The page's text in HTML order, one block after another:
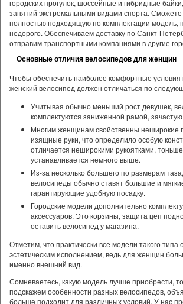
городских прогулок, шоссейные и гибридные
занятий экстремальными видами спорта.
полностью подходящую по комплектации модель,
недорого. Обеспечиваем доставку по Санкт-
отправим транспортными компаниями в другие
Основные отличия велосипедов для женщин
Чтобы обеспечить наиболее комфортные условия
женский велосипед должен отличаться по
Учитывая обычно меньший рост девушек,
комплектуются заниженной рамой,
Многим женщинам свойственны неширокие
изящные руки, что определило особую
отличается неширокими рукоятками,
устанавливается немного выше.
Из-за несколько большего по размерам
велосипеды обычно ставят большие и
гарантирующие удобную посадку.
Городские модели дополнительно
аксессуаров. Это корзины, защита цеп
оставить велосипед у магазина.
Отметим, что практически все модели такого типа
эстетическим исполнением, ведь для женщин
именно внешний вид.
Сомневаетесь, какую модель лучше приобрести,
подскажем особенности разных велосипедов,
больше подходит для различных условий. У нас